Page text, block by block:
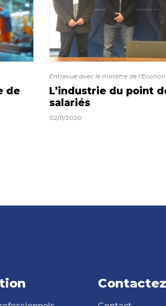
de
Entrevue avec le ministre de
L’industrie du point
salariés
02/11/2020